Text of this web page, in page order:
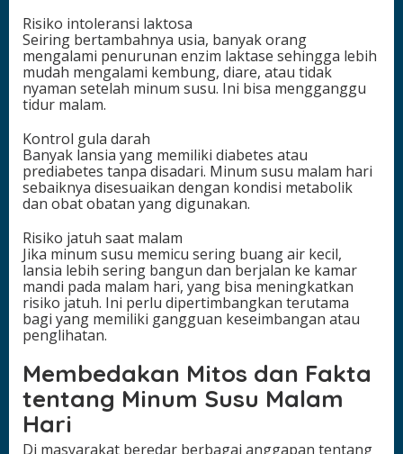
Risiko intoleransi laktosa
Seiring bertambahnya usia, banyak orang
mengalami penurunan enzim laktase sehingga lebih
mudah mengalami kembung, diare, atau tidak
nyaman setelah minum susu. Ini bisa mengganggu
tidur malam.
Kontrol gula darah
Banyak lansia yang memiliki diabetes atau
prediabetes tanpa disadari. Minum susu malam hari
sebaiknya disesuaikan dengan kondisi metabolik
dan obat obatan yang digunakan.
Risiko jatuh saat malam
Jika minum susu memicu sering buang air kecil,
lansia lebih sering bangun dan berjalan ke kamar
mandi pada malam hari, yang bisa meningkatkan
risiko jatuh. Ini perlu dipertimbangkan terutama
bagi yang memiliki gangguan keseimbangan atau
penglihatan.
Membedakan Mitos dan Fakta
tentang Minum Susu Malam
Hari
Di masyarakat beredar berbagai anggapan tentang